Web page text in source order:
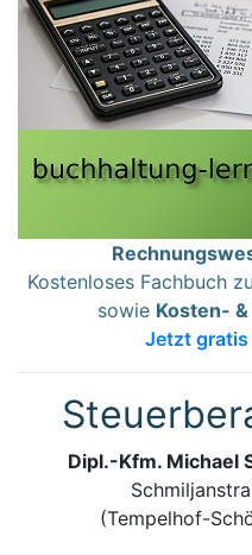
Kostenloses Fachbuch zu
sowie Kosten-
Jetzt
Dipl.-Kfm. Michael
(Tempelhof-